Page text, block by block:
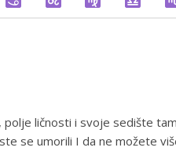
polje ličnosti i svoje sedište
se umorili I da ne možete